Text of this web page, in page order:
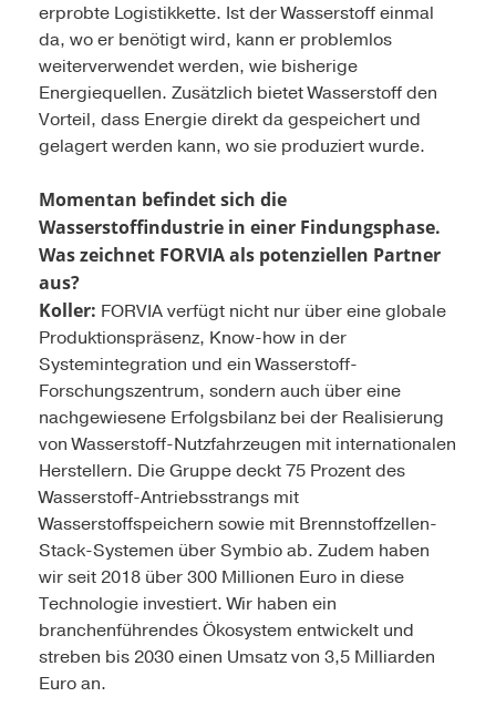
erprobte Logistikkette. Ist der Wasserstoff einmal
da, wo er benötigt wird, kann er problemlos
weiterverwendet werden, wie bisherige
Energiequellen. Zusätzlich bietet Wasserstoff den
Vorteil, dass Energie direkt da gespeichert und
gelagert werden kann, wo sie produziert wurde.
Momentan befindet sich die
Wasserstoffindustrie in einer Findungsphase.
Was zeichnet FORVIA als potenziellen Partner
aus?
Koller: FORVIA verfügt nicht nur über eine globale
Produktionspräsenz, Know-how in der
Systemintegration und ein Wasserstoff-
Forschungszentrum, sondern auch über eine
nachgewiesene Erfolgsbilanz bei der Realisierung
von Wasserstoff-Nutzfahrzeugen mit internationalen
Herstellern. Die Gruppe deckt 75 Prozent des
Wasserstoff-Antriebsstrangs mit
Wasserstoffspeichern sowie mit Brennstoffzellen-
Stack-Systemen über Symbio ab. Zudem haben
wir seit 2018 über 300 Millionen Euro in diese
Technologie investiert. Wir haben ein
branchenführendes Ökosystem entwickelt und
streben bis 2030 einen Umsatz von 3,5 Milliarden
Euro an.